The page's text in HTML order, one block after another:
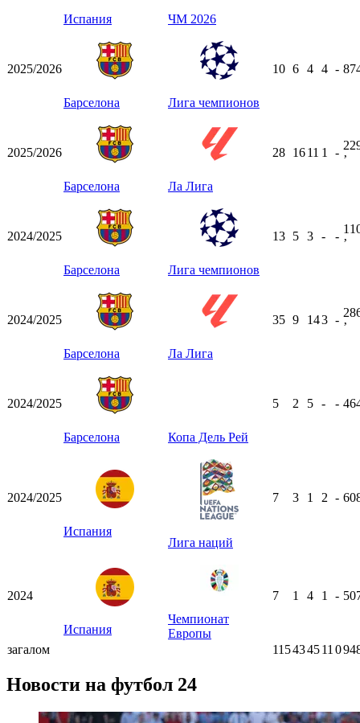
Испания ЧМ 2026
2025/2026
Барселона Лига чемпионов
10 6 4 4 -
2025/2026
Барселона Ла Лига
28 1611 1 -
ʼ
2024/2025
Барселона Лига чемпионов
13 5 3 - -
ʼ
2024/2025
Барселона Ла Лига
35 9 143 -
ʼ
2024/2025
Барселона Копа Дель Рей
5 2 5 - -
2024/2025
Испания
Лига наций
7 3 1 2 -
2024
Испания
Чемпионат
Европы
7 1 4 1 -
загалом 115434511 0
Новости на футбол 24